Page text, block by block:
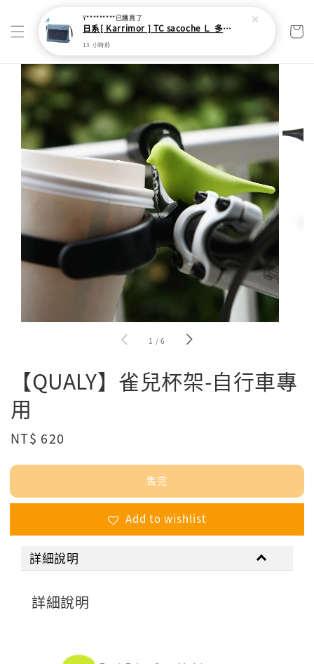
1 /6
【QUALY】雀兒杯架-自行車專
用
Regular
NT$ 620
售完
Add to wishlist
詳細說明
詳細說明
Y*********已購買了
日系[ Karrimor ] TC sacoche Ｌ 多功能輕旅收納袋
13 小時前